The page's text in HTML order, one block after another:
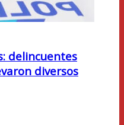
delincuentes
diversos